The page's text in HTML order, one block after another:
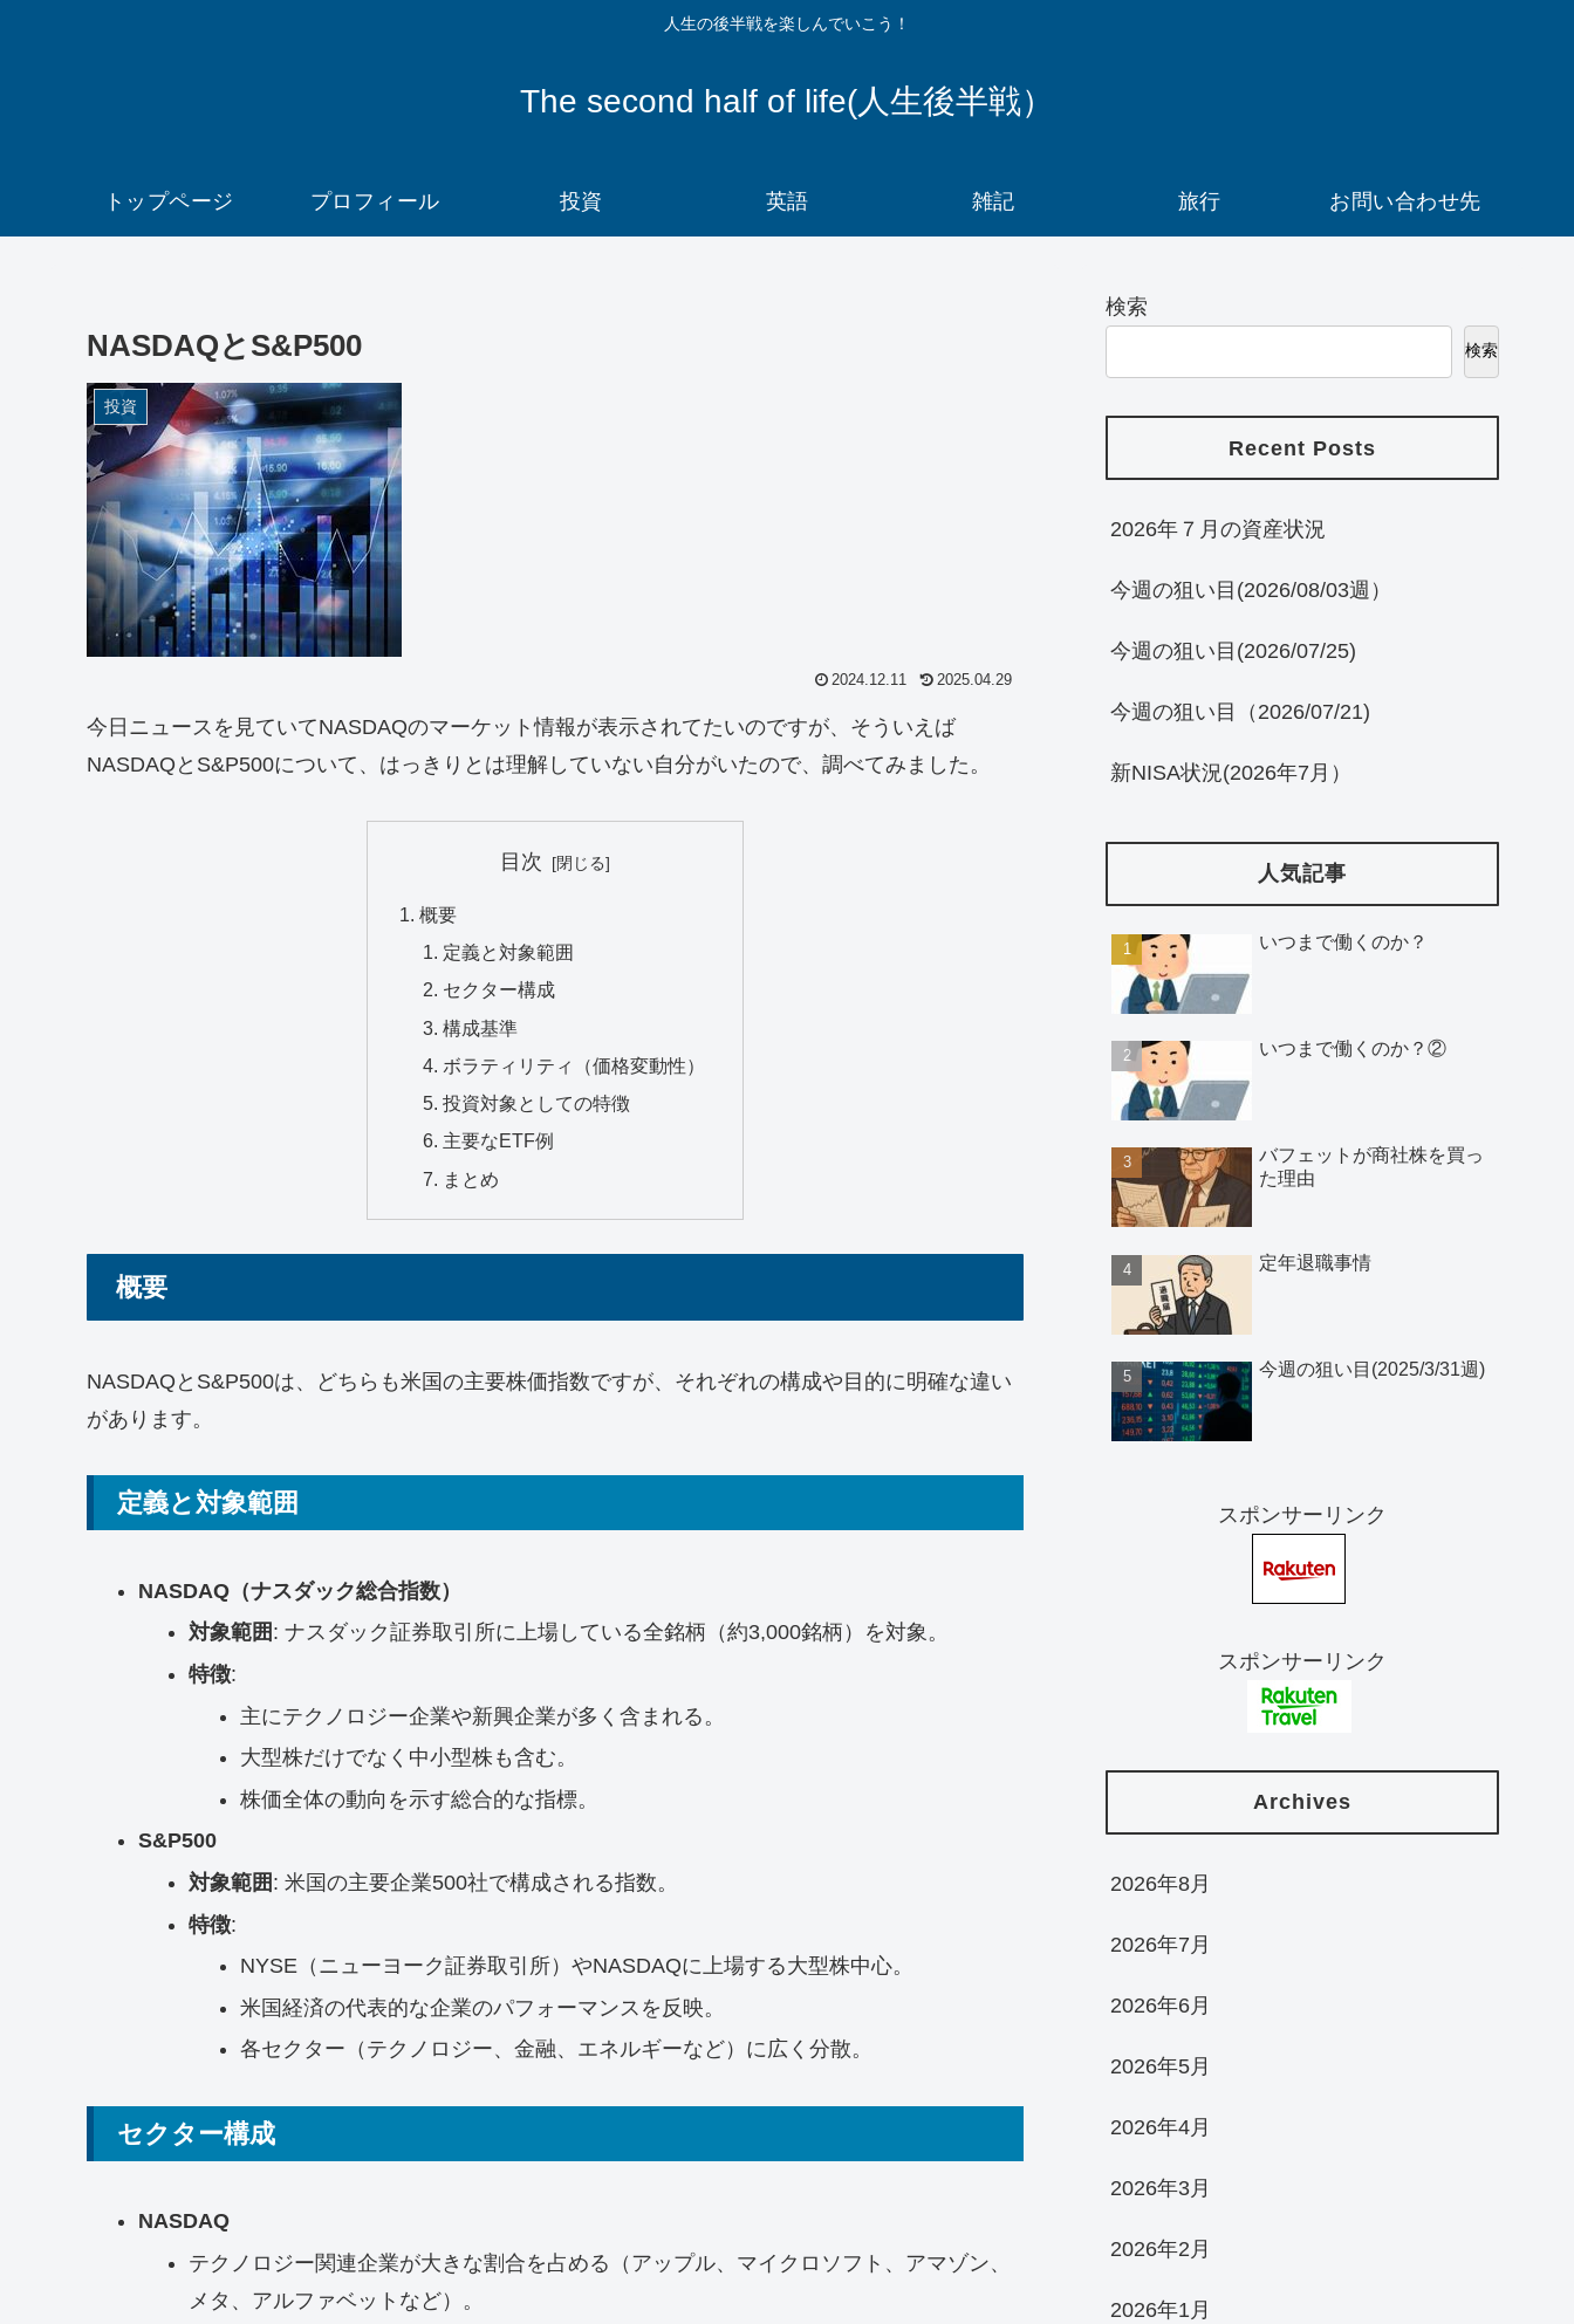
人生の後半戦を楽しんでいこう！
The second half of life(人生後半戦）
トップページ プロフィール 投資 英語 雑記 旅行 お問い合わせ先
NASDAQとS&P500
投資
2024.12.11 2025.04.29
今日ニュースを見ていてNASDAQのマーケット情報が表示されてたいのですが、そういえば
NASDAQとS&P500について、はっきりとは理解していない自分がいたので、調べてみました。
目次
概要
定義と対象範囲
セクター構成
構成基準
ボラティリティ（価格変動性）
投資対象としての特徴
主要なETF例
まとめ
概要
NASDAQとS&P500は、どちらも米国の主要株価指数ですが、それぞれの構成や目的に明確な違い
があります。
定義と対象範囲
NASDAQ（ナスダック総合指数）
対象範囲 : ナスダック証券取引所に上場している全銘柄（約3,000銘柄）を対象。
特徴:
主にテクノロジー企業や新興企業が多く含まれる。
大型株だけでなく中小型株も含む。
株価全体の動向を示す総合的な指標。
S&P500
対象範囲 : 米国の主要企業500社で構成される指数。
特徴:
NYSE（ニューヨーク証券取引所）やNASDAQに上場する大型株中心。
米国経済の代表的な企業のパフォーマンスを反映。
各セクター（テクノロジー、金融、エネルギーなど）に広く分散。
セクター構成
NASDAQ
テクノロジー関連企業が大きな割合を占める（アップル、マイクロソフト、アマゾン、
メタ、アルファベットなど）。
検索
検索
Recent Posts
2026年７月の資産状況
今週の狙い目(2026/08/03週）
今週の狙い目(2026/07/25)
今週の狙い目（2026/07/21)
新NISA状況(2026年7月）
人気記事
いつまで働くのか？
いつまで働くのか？②
バフェットが商社株を買っ
た理由
定年退職事情
今週の狙い目(2025/3/31週)
スポンサーリンク
スポンサーリンク
Archives
2026年8月
2026年7月
2026年6月
2026年5月
2026年4月
2026年3月
2026年2月
2026年1月